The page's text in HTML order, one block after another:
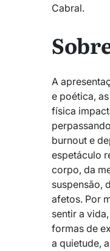
Cabral.
A
e poética,
física
burnout e
espetáculo
corpo, da
suspensão,
afetos. Por
sentir a
formas de
a quietude,